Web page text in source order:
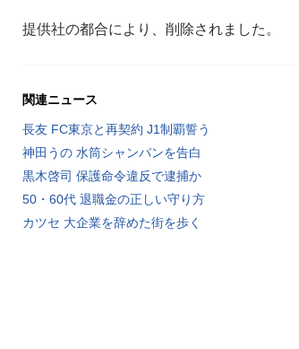
提供社の都合により、削除されました。
関連ニュース
長友 FC東京と再契約 J1制覇誓う
神田うの 水筒シャンパンを告白
黒木啓司 保護命令違反で逮捕か
50・60代 退職金の正しい守り方
カツセ 大企業を辞めた街を歩く